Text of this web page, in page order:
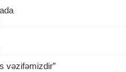
vəzifəmizdir”